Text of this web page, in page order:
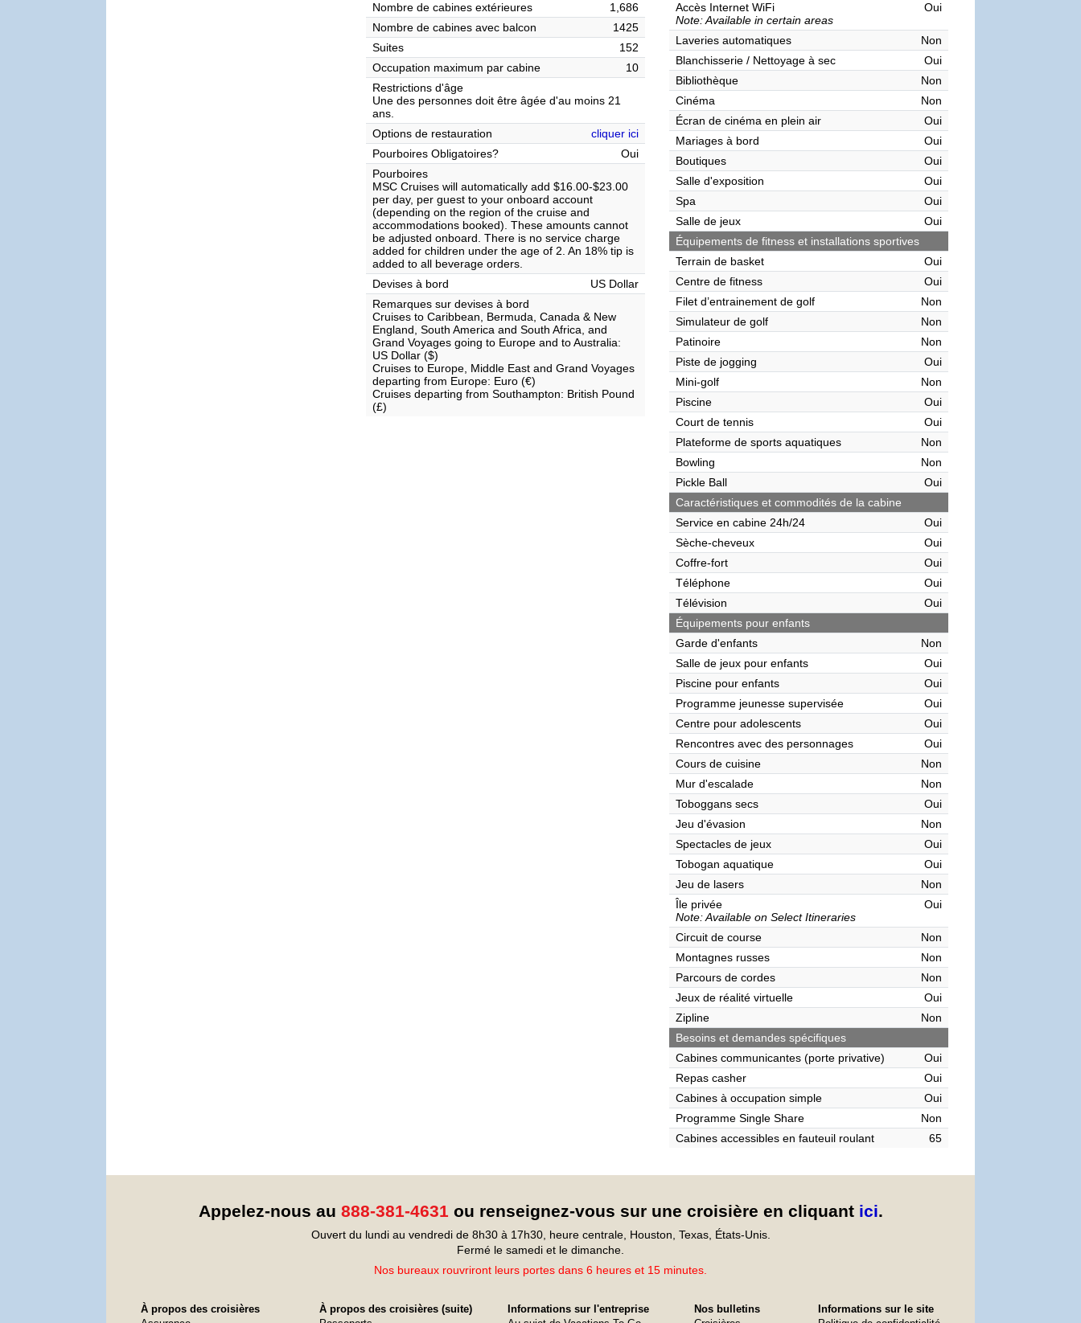
Nombre de cabines extérieures
1,686
Nombre de cabines avec balcon
1425
Suites
152
Occupation maximum par cabine
10
Restrictions d'âge
Une des personnes doit être âgée d'au moins 21
ans.
Options de restauration
cliquer ici
Pourboires Obligatoires?
Oui
Pourboires
MSC Cruises will automatically add $16.00-$23.00
per day, per guest to your onboard account
(depending on the region of the cruise and
accommodations booked). These amounts cannot
be adjusted onboard. There is no service charge
added for children under the age of 2. An 18% tip is
added to all beverage orders.
Devises à bord
US Dollar
Remarques sur devises à bord
Cruises to Caribbean, Bermuda, Canada & New
England, South America and South Africa, and
Grand Voyages going to Europe and to Australia:
US Dollar ($)
Cruises to Europe, Middle East and Grand Voyages
departing from Europe: Euro (€)
Cruises departing from Southampton: British Pound
(£)
Accès Internet WiFi
Note: Available in certain areas
Oui
Laveries automatiques
Non
Blanchisserie / Nettoyage à sec
Oui
Bibliothèque
Non
Cinéma
Non
Écran de cinéma en plein air
Oui
Mariages à bord
Oui
Boutiques
Oui
Salle d'exposition
Oui
Spa
Oui
Salle de jeux
Oui
Équipements de fitness et installations sportives
Terrain de basket
Oui
Centre de fitness
Oui
Filet d’entrainement de golf
Non
Simulateur de golf
Non
Patinoire
Non
Piste de jogging
Oui
Mini-golf
Non
Piscine
Oui
Court de tennis
Oui
Plateforme de sports aquatiques
Non
Bowling
Non
Pickle Ball
Oui
Caractéristiques et commodités de la cabine
Service en cabine 24h/24
Oui
Sèche-cheveux
Oui
Coffre-fort
Oui
Téléphone
Oui
Télévision
Oui
Équipements pour enfants
Garde d'enfants
Non
Salle de jeux pour enfants
Oui
Piscine pour enfants
Oui
Programme jeunesse supervisée
Oui
Centre pour adolescents
Oui
Rencontres avec des personnages
Oui
Cours de cuisine
Non
Mur d'escalade
Non
Toboggans secs
Oui
Jeu d'évasion
Non
Spectacles de jeux
Oui
Tobogan aquatique
Oui
Jeu de lasers
Non
Île privée
Note: Available on Select Itineraries
Oui
Circuit de course
Non
Montagnes russes
Non
Parcours de cordes
Non
Jeux de réalité virtuelle
Oui
Zipline
Non
Besoins et demandes spécifiques
Cabines communicantes (porte privative)
Oui
Repas casher
Oui
Cabines à occupation simple
Oui
Programme Single Share
Non
Cabines accessibles en fauteuil roulant
65
Appelez-nous au 888-381-4631 ou renseignez-vous sur une croisière en cliquant ici.
Ouvert du lundi au vendredi de 8h30 à 17h30, heure centrale, Houston, Texas, États-Unis.
Fermé le samedi et le dimanche.
Nos bureaux rouvriront leurs portes dans 6 heures et 15 minutes.
À propos des croisières
À propos des croisières (suite)
Informations sur l'entreprise
Nos bulletins
Informations sur le site